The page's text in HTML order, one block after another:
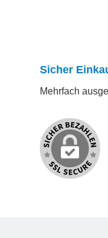
Sicher
Mehrfach